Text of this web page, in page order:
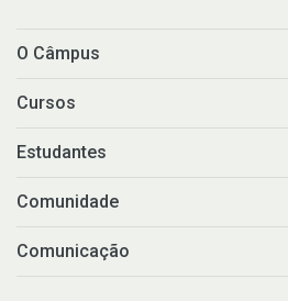
O Câmpus
Cursos
Estudantes
Comunidade
Comunicação